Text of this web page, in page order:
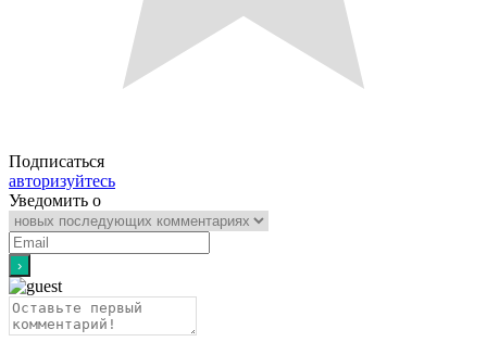
Подписаться
авторизуйтесь
Уведомить о